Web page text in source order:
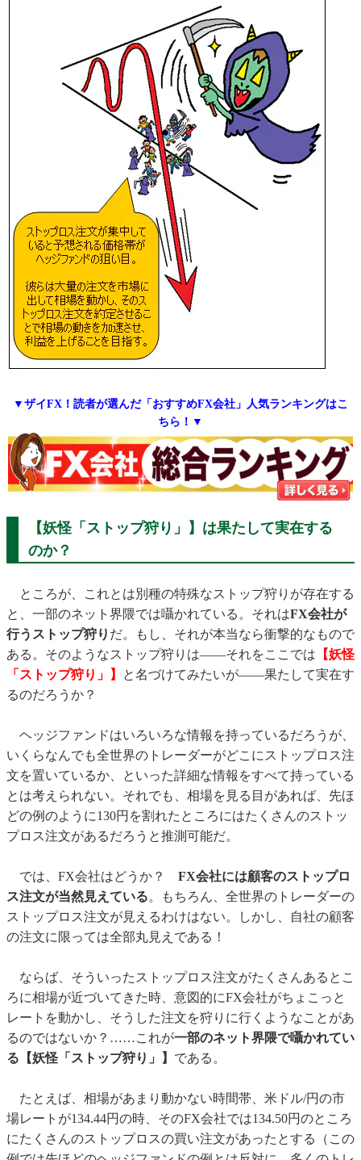
▼ザイFX！読者が選んだ「おすすめFX会社」人気ランキングはこ
ちら！▼
【妖怪「ストップ狩り」】は果たして実在する
のか？
ところが、これとは別種の特殊なストップ狩りが存在する
と、一部のネット界隈では囁かれている。それはFX会社が
行うストップ狩り だ。もし、それが本当なら衝撃的なもので
ある。そのようなストップ狩りは――それをここでは 【妖怪
「ストップ狩り」】
と名づけてみたいが――果たして実在す
るのだろうか？
ヘッジファンドはいろいろな情報を持っているだろうが、
いくらなんでも全世界のトレーダーがどこにストップロス注
文を置いているか、といった詳細な情報をすべて持っている
とは考えられない。それでも、相場を見る目があれば、先ほ
どの例のように130円を割れたところにはたくさんのストッ
プロス注文があるだろうと推測可能だ。
では、FX会社はどうか？ FX会社には顧客のストップロ
ス注文が当然見えている。もちろん、全世界のトレーダーの
ストップロス注文が見えるわけはない。しかし、自社の顧客
の注文に限っては全部丸見えである！
ならば、そういったストップロス注文がたくさんあるとこ
ろに相場が近づいてきた時、意図的にFX会社がちょこっと
レートを動かし、そうした注文を狩りに行くようなことがあ
るのではないか？……これが一部のネット界隈で囁かれてい
る【妖怪「ストップ狩り」】 である。
たとえば、相場があまり動かない時間帯、米ドル/円の市
場レートが134.44円の時、そのFX会社では134.50円のところ
にたくさんのストップロスの買い注文があったとする（この